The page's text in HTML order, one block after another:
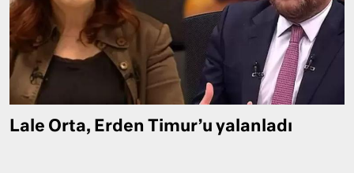
Lale Orta, Erden Timur’u yalanladı